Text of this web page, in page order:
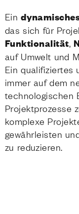
Ein
das sich für
Funktionalität
auf Umwelt und
Ein qualifiziertes
immer auf dem
technologischen
Projektprozesse
komplexe
gewährleisten
zu reduzieren.